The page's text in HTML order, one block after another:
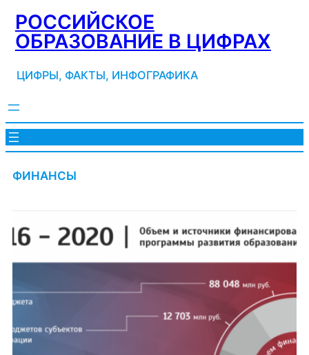
Перейти
содержимому
РОССИЙСКОЕ
ОБРАЗОВАНИЕ В ЦИФРАХ
ЦИФРЫ, ФАКТЫ, ИНФОГРАФИКА
ФИНАНСЫ